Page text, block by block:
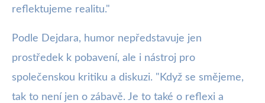
reflektujeme realitu."
Podle Dejdara, humor nepředstavuje jen
prostředek k pobavení, ale i nástroj pro
společenskou kritiku a diskuzi. "Když se smějeme,
tak to není jen o zábavě. Je to také o reflexi a